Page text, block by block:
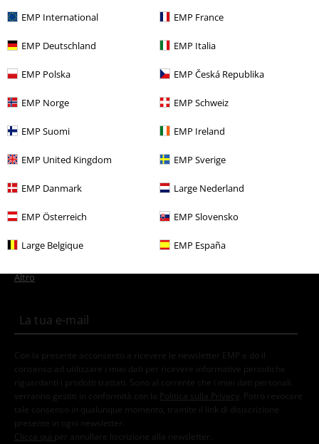
EMP International EMP France
EMP Deutschland EMP Italia
EMP Polska EMP Česká Republika
EMP Norge EMP Schweiz
EMP Suomi EMP Ireland
EMP United Kingdom EMP Sverige
EMP Danmark Large Nederland
EMP Österreich EMP Slovensko
Large Belgique EMP España
Newsletter
Altro
Con la presente acconsento a ricevere le newsletter EMP e do il
consenso ad utilizzare i miei dati per ricevere informative periodiche
riguardanti i prodotti trattati. Sono al corrente che i miei dati personali
verranno gestiti in conformità con la
Politica sulla Privacy
. Potrò revocare
tale consenso in qualunque momento, tramite il link di disiscrizione
presente in ogni newsletter.
Clicca qui per annullare liscrizione alla newsletter.